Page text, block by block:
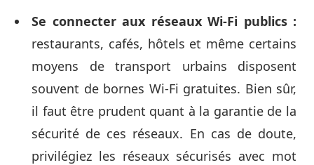
Se connecter aux réseaux Wi-Fi publics :
restaurants, cafés, hôtels et même certains
moyens de transport urbains disposent
souvent de bornes Wi-Fi gratuites. Bien sûr,
il faut être prudent quant à la garantie de la
sécurité de ces réseaux. En cas de doute,
privilégiez les réseaux sécurisés avec mot